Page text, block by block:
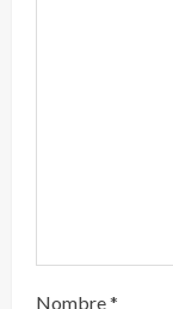
Nombre*